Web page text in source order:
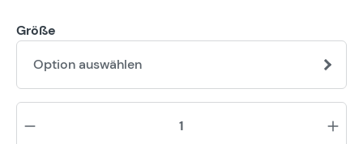
Größe
Option auswählen